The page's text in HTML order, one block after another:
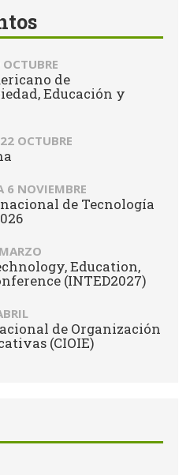
OCTUBRE
de
Educación y
22 OCTUBRE
6 NOVIEMBRE
de Tecnología
Education,
(INTED2027)
de Organización
(CIOIE)